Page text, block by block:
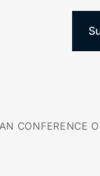
CONFERENCE